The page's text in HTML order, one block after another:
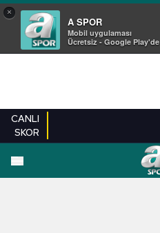
×
A SPOR
Mobil uygulaması
Ücretsiz - Google Play'de
CANLI
SKOR